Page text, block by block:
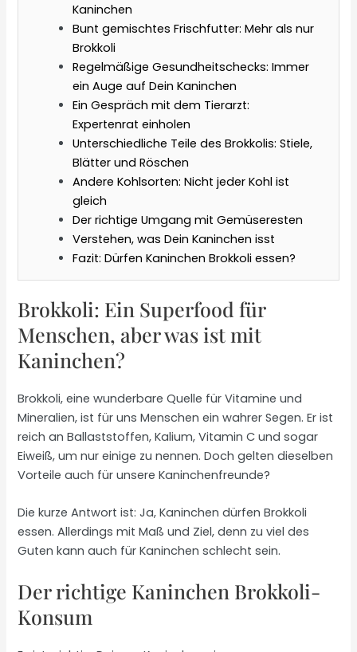
Kaninchen
Bunt gemischtes Frischfutter: Mehr als nur
Brokkoli
Regelmäßige Gesundheitschecks: Immer
ein Auge auf Dein Kaninchen
Ein Gespräch mit dem Tierarzt:
Expertenrat einholen
Unterschiedliche Teile des Brokkolis: Stiele,
Blätter und Röschen
Andere Kohlsorten: Nicht jeder Kohl ist
gleich
Der richtige Umgang mit Gemüseresten
Verstehen, was Dein Kaninchen isst
Fazit: Dürfen Kaninchen Brokkoli essen?
Brokkoli: Ein Superfood für
Menschen, aber was ist mit
Kaninchen?
Brokkoli, eine wunderbare Quelle für Vitamine und
Mineralien, ist für uns Menschen ein wahrer Segen. Er ist
reich an Ballaststoffen, Kalium, Vitamin C und sogar
Eiweiß, um nur einige zu nennen. Doch gelten dieselben
Vorteile auch für unsere Kaninchenfreunde?
Die kurze Antwort ist: Ja, Kaninchen dürfen Brokkoli
essen. Allerdings mit Maß und Ziel, denn zu viel des
Guten kann auch für Kaninchen schlecht sein.
Der richtige Kaninchen Brokkoli-
Konsum